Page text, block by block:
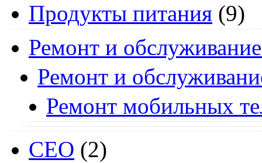
Продукты питания (9)
Ремонт и
Ремонт и
Ремонт мобильных
СЕО (2)